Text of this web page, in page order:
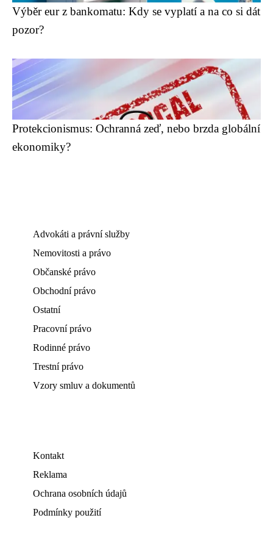
Výběr eur z bankomatu: Kdy se vyplatí a na co si dát
pozor?
Protekcionismus: Ochranná zeď, nebo brzda globální
ekonomiky?
Advokáti a právní služby
Nemovitosti a právo
Občanské právo
Obchodní právo
Ostatní
Pracovní právo
Rodinné právo
Trestní právo
Vzory smluv a dokumentů
Kontakt
Reklama
Ochrana osobních údajů
Podmínky použití